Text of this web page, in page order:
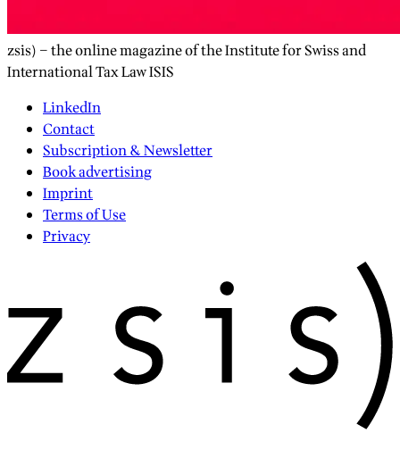
zsis) – the online magazine of the Institute for Swiss and
International Tax Law ISIS
LinkedIn
Contact
Subscription & Newsletter
Book advertising
Imprint
Terms of Use
Privacy